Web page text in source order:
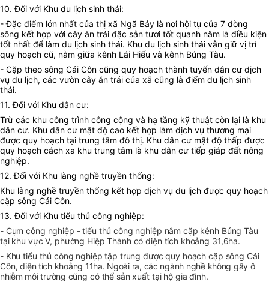
10. Đối với Khu du lịch sinh thái:
- Đặc điểm lớn nhất của thị xã Ngã Bảy là nơi hội tụ của 7 dòng
sông kết hợp với cây ăn trái đặc sản tươi tốt quanh năm là điều kiện
tốt nhất để làm du lịch sinh thái. Khu du lịch sinh thái vẫn giữ vị trí
quy hoạch cũ, nằm giữa kênh Lái Hiếu và kênh Búng Tàu.
- Cặp theo sông Cái Côn cũng quy hoạch thành tuyến dân cư dịch
vụ du lịch, các vườn cây ăn trái của xã cũng là điểm du lịch sinh
thái.
11. Đối với Khu dân cư:
Trừ các khu công trình công cộng và hạ tầng kỹ thuật còn lại là khu
dân cư. Khu dân cư mật độ cao kết hợp làm dịch vụ thương mại
được quy hoạch tại trung tâm đô thị. Khu dân cư mật độ thấp được
quy hoạch cách xa khu trung tâm là khu dân cư tiếp giáp đất nông
nghiệp.
12. Đối với Khu làng nghề truyền thống:
Khu làng nghề truyền thống kết hợp dịch vụ du lịch được quy hoạch
cặp sông Cái Côn.
13. Đối với Khu tiểu thủ công nghiệp:
- Cụm công nghiệp - tiểu thủ công nghiệp nằm cặp kênh Búng Tàu
tại khu vực V, phường Hiệp Thành có diện tích khoảng 31,6ha.
- Khu tiểu thủ công nghiệp tập trung được quy hoạch cặp sông Cái
Côn,diện tích khoảng 11ha. Ngoài ra, các ngành nghề không gây ô
nhiễm môi trường cũng có thể sản xuất tại hộ gia đình.